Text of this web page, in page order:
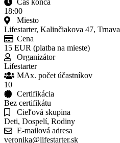
18:00
Miesto
Lifestarter, Kalinčiakova 47, Trnava
Cena
15 EUR (platba na mieste)
Organizátor
Lifestarter
MAx. počet účastníkov
10
Certifikácia
Bez certifikátu
Cieľová skupina
Deti, Dospelí, Rodiny
E-mailová adresa
veronika@lifestarter.sk